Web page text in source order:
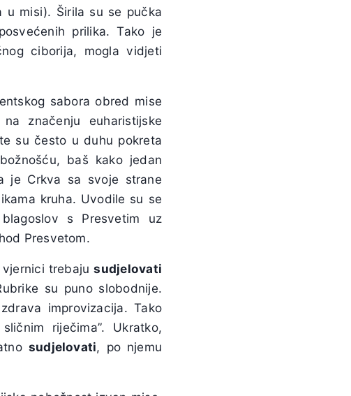
u misi). Širila su se pučka
posvećenih prilika. Tako je
ciborija, mogla vidjeti
sabora obred mise
značenju euharistijske
su često u duhu pokreta
baš kako jedan
je Crkva sa svoje strane
kruha. Uvodile su se
s Presvetim uz
Presvetom.
vjernici trebajusudjelovati
su puno slobodnije.
improvizacija. Tako
riječima”. Ukratko,
sudjelovati, po njemu